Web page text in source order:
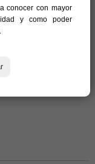
conocer con mayor
y como poder